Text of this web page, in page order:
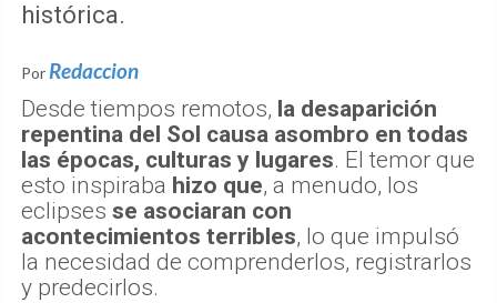
histórica.
Por Redaccion
Desde tiempos remotos, la desaparición
repentina del Sol causa asombro en todas
las épocas, culturas y lugares. El temor que
esto inspiraba hizo que, a menudo, los
eclipses se asociaran con
acontecimientos terribles, lo que impulsó
la necesidad de comprenderlos, registrarlos
y predecirlos.